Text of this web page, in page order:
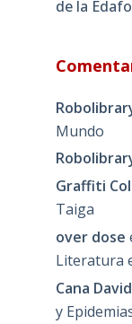
de la
Mundo
Graffiti
Taiga
over dose
Literatura
Cana David
y